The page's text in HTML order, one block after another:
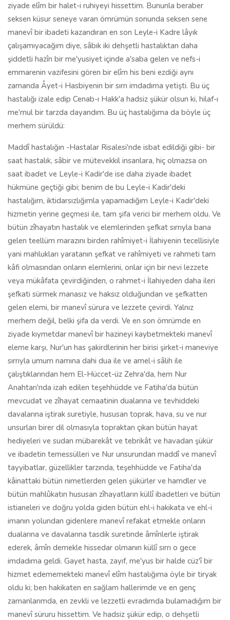
ziyade elîm bir halet-i ruhiyeyi hissettim. Bununla beraber
seksen küsur seneye varan ömrümün sonunda seksen sene
manevî bir ibadeti kazandıran en son Leyle-i Kadre lâyık
çalışamıyacağım diye, sâbık iki dehşetli hastalıktan daha
şiddetli hazîn bir me'yusiyet içinde a'saba gelen ve nefs-i
emmarenin vazifesini gören bir elîm his beni ezdiği aynı
zamanda Âyet-i Hasbiyenin bir sırrı imdadıma yetişti. Bu üç
hastalığı izale edip Cenab-ı Hakk'a hadsiz şükür olsun ki, hilaf-ı
me'mul bir tarzda dayandım. Bu üç hastalığıma da böyle üç
merhem sürüldü:
Maddî hastalığın -Hastalar Risalesi'nde isbat edildiği gibi- bir
saat hastalık, sâbir ve mütevekkil insanlara, hiç olmazsa on
saat ibadet ve Leyle-i Kadir'de ise daha ziyade ibadet
hükmüne geçtiği gibi; benim de bu Leyle-i Kadir'deki
hastalığım, iktidarsızlığımla yapamadığım Leyle-i Kadir'deki
hizmetin yerine geçmesi ile, tam şifa verici bir merhem oldu. Ve
bütün zîhayatın hastalık ve elemlerinden şefkat sırrıyla bana
gelen teellüm marazını birden rahîmiyet-i İlahiyenin tecellisiyle
yani mahlukları yaratanın şefkat ve rahîmiyeti ve rahmeti tam
kâfi olmasından onların elemlerini, onlar için bir nevi lezzete
veya mükâfata çevirdiğinden, o rahmet-i İlahiyeden daha ileri
şefkati sürmek manasız ve haksız olduğundan ve şefkatten
gelen elemi, bir manevî sürura ve lezzete çevirdi. Yalnız
merhem değil, belki şifa da verdi. Ve en son ömrümde en
ziyade kıymetdar manevî bir hazineyi kaybetmekteki manevî
eleme karşı, Nur'un has şakirdlerinin her birisi şirket-i maneviye
sırrıyla umum namına dahi dua ile ve amel-i sâlih ile
çalıştıklarından hem El-Hüccet-üz Zehra'da, hem Nur
Anahtarı'nda izah edilen teşehhüdde ve Fatiha'da bütün
mevcudat ve zîhayat cemaatinin dualarına ve tevhiddeki
davalarına iştirak suretiyle, hususan toprak, hava, su ve nur
unsurları birer dil olmasıyla topraktan çıkan bütün hayat
hediyeleri ve sudan mübarekât ve tebrikât ve havadan şükür
ve ibadetin temessülleri ve Nur unsurundan maddî ve manevî
tayyibatlar, güzellikler tarzında, teşehhüdde ve Fatiha'da
kâinattaki bütün nimetlerden gelen şükürler ve hamdler ve
bütün mahlûkatın hususan zîhayatların küllî ibadetleri ve bütün
istianeleri ve doğru yolda giden bütün ehl-i hakikata ve ehl-i
imanın yolundan gidenlere manevî refakat etmekle onların
dualarına ve davalarına tasdik suretinde âmînlerle iştirak
ederek, âmîn demekle hissedar olmanın küllî sırrı o gece
imdadıma geldi. Gayet hasta, zayıf, me'yus bir halde cüz'î bir
hizmet edememekteki manevî elîm hastalığıma öyle bir tiryak
oldu ki; ben hakikaten en sağlam hallerimde ve en genç
zamanlarımda, en zevkli ve lezzetli evradımda bulamadığım bir
manevî süruru hissettim. Ve hadsiz şükür edip, o dehşetli